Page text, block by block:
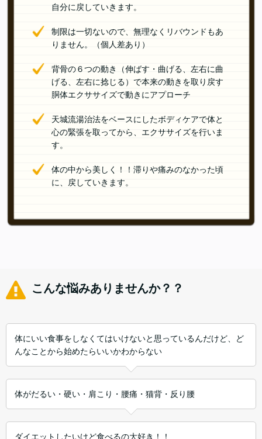
自分に戻していきます。
制限は一切ないので、無理なくリバウンドもあ
りません。（個人差あり）
背骨の６つの動き（伸ばす・曲げる、左右に曲
げる、左右に捻じる）で本来の動きを取り戻す
胴体エクササイズで動きにアプローチ
天城流湯治法をベースにしたボディケアで体と
心の緊張を取ってから、エクササイズを行いま
す。
体の中から美しく！！滞りや痛みのなかった頃
に、戻していきます。
こんな悩みありませんか？？
体にいい食事をしなくてはいけないと思っているんだけど、ど
んなことから始めたらいいかわからない
体がだるい・硬い・肩こり・腰痛・猫背・反り腰
ダイエットしたいけど食べるの大好き！！